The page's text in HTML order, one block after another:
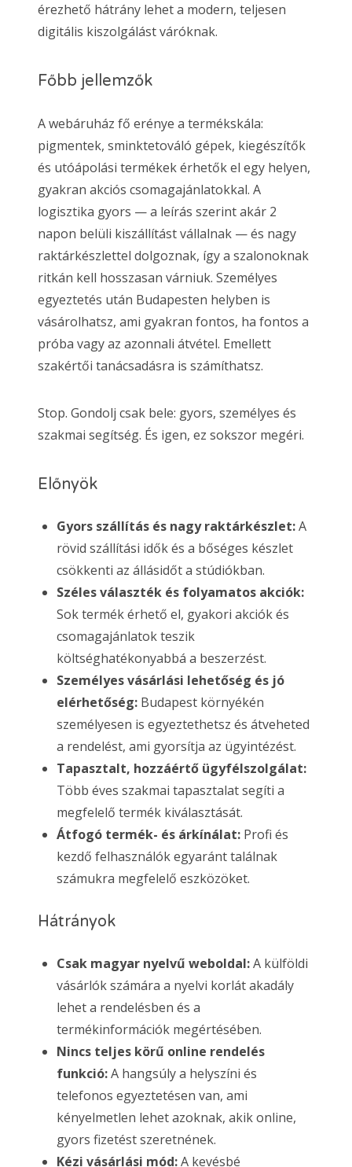
érezhető hátrány lehet a modern, teljesen
digitális kiszolgálást váróknak.
Főbb jellemzők
A webáruház fő erénye a termékskála:
pigmentek, sminktetováló gépek, kiegészítők
és utóápolási termékek érhetők el egy helyen,
gyakran akciós csomagajánlatokkal. A
logisztika gyors — a leírás szerint akár 2
napon belüli kiszállítást vállalnak — és nagy
raktárkészlettel dolgoznak, így a szalonoknak
ritkán kell hosszasan várniuk. Személyes
egyeztetés után Budapesten helyben is
vásárolhatsz, ami gyakran fontos, ha fontos a
próba vagy az azonnali átvétel. Emellett
szakértői tanácsadásra is számíthatsz.
Stop. Gondolj csak bele: gyors, személyes és
szakmai segítség. És igen, ez sokszor megéri.
Előnyök
Gyors szállítás és nagy raktárkészlet:A
rövid szállítási idők és a bőséges készlet
csökkenti az állásidőt a stúdiókban.
Széles választék és folyamatos akciók:
Sok termék érhető el, gyakori akciók és
csomagajánlatok teszik
költséghatékonyabbá a beszerzést.
Személyes vásárlási lehetőség és jó
elérhetőség: Budapest környékén
személyesen is egyeztethetsz és átveheted
a rendelést, ami gyorsítja az ügyintézést.
Tapasztalt, hozzáértő ügyfélszolgálat:
Több éves szakmai tapasztalat segíti a
megfelelő termék kiválasztását.
Átfogó termék- és árkínálat: Profi és
kezdő felhasználók egyaránt találnak
számukra megfelelő eszközöket.
Hátrányok
Csak magyar nyelvű weboldal:A külföldi
vásárlók számára a nyelvi korlát akadály
lehet a rendelésben és a
termékinformációk megértésében.
Nincs teljes körű online rendelés
funkció:A hangsúly a helyszíni és
telefonos egyeztetésen van, ami
kényelmetlen lehet azoknak, akik online,
gyors fizetést szeretnének.
Kézi vásárlási mód:A kevésbé